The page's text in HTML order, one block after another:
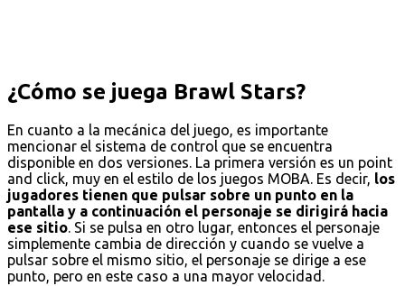
¿Cómo se juega Brawl Stars?
En cuanto a la mecánica del juego, es importante
mencionar el sistema de control que se encuentra
disponible en dos versiones. La primera versión es un point
and click, muy en el estilo de los juegos MOBA. Es decir, los
jugadores tienen que pulsar sobre un punto en la
pantalla y a continuación el personaje se dirigirá hacia
ese sitio. Si se pulsa en otro lugar, entonces el personaje
simplemente cambia de dirección y cuando se vuelve a
pulsar sobre el mismo sitio, el personaje se dirige a ese
punto, pero en este caso a una mayor velocidad.